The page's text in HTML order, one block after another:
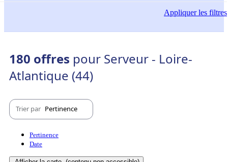
Appliquerles filtres
180 offres pour Serveur - Loire-
Atlantique (44)
Trier par Pertinence
Pertinence
Date